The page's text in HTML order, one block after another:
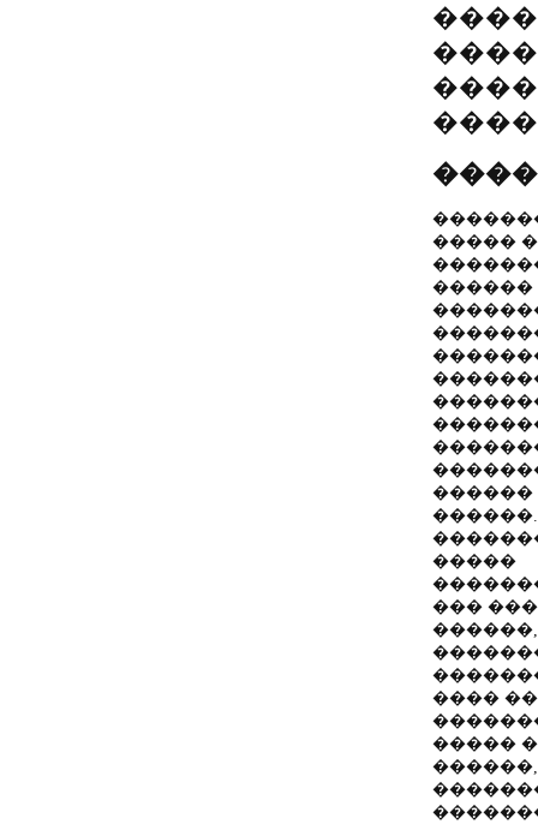
�����
������
������
�����
���
������,
����
�����
������,